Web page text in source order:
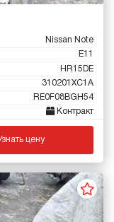
Nissan Note
E11
HR15DE
310201XC1A
RE0F08BGH54
Контракт
цену